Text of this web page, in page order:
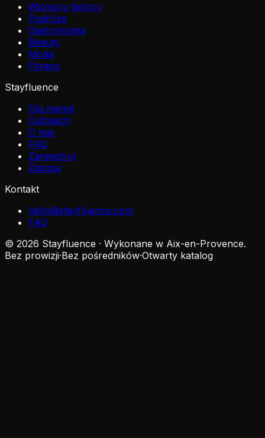
Wszyscy twórcy
Podróże
Gastronomia
Beauty
Moda
Fitness
Stayfluence
Dla marek
Outreach
O nas
FAQ
Zarejestruj
Zaloguj
Kontakt
hello@stayfluence.com
FAQ
© 2026 Stayfluence · Wykonane w Aix-en-Provence.
Bez prowizji·Bez pośredników·Otwarty katalog